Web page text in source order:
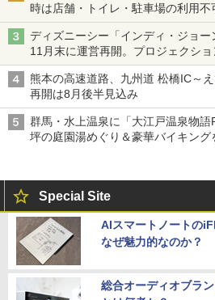
時は店舗・トイレ・駐車場の利用不
ディズニーシー「インディ・ジョ
11月末に運営再開。プロジェクシ
は1500円
熊本の高速道路、九州道 松橋IC～
再開は8月後半見込み
群馬・水上温泉に「大江戸温泉物
坪の庭園湯めぐり＆豪華バイキング
Special Site
AIスマートノートの
なぜ魅力的なのか？
総合オーディオブラ